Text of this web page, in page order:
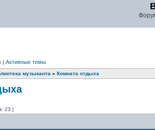
| Активные темы
музыканта » Комната отдыха
23 ]